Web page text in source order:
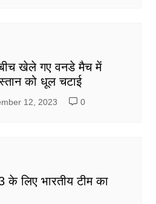
खेले गए वनडे मैच में
को धूल चटाई
12, 2023 0
लिए भारतीय टीम का